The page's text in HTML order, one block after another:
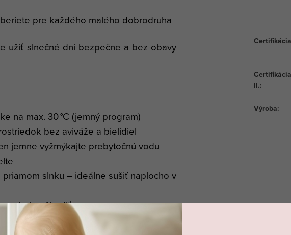
pre každého malého dobrodruha
užiť slnečné dni bezpečne a bez obavy
na max. 30 °C (jemný program)
bez aviváže a bielidiel
jemne vyžmýkajte prebytočnú vodu
slnku – ideálne sušiť naplocho v
mohol poškodiť
perte ho šetrne a nevystavujte
Certifikácia
Certifikácia
II.:
Výroba: